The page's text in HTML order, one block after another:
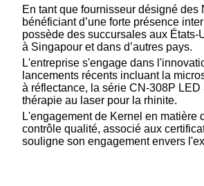
En tant que fournisseur désigné des
bénéficiant d’une forte présence
possède des succursales aux États-
à Singapour et dans d’autres pays.
L'entreprise s'engage dans
lancements récents incluant la
à réflectance, la série CN-308P LED
thérapie au laser pour la rhinite.
L'engagement de Kernel en matière
contrôle qualité, associé aux
souligne son engagement envers